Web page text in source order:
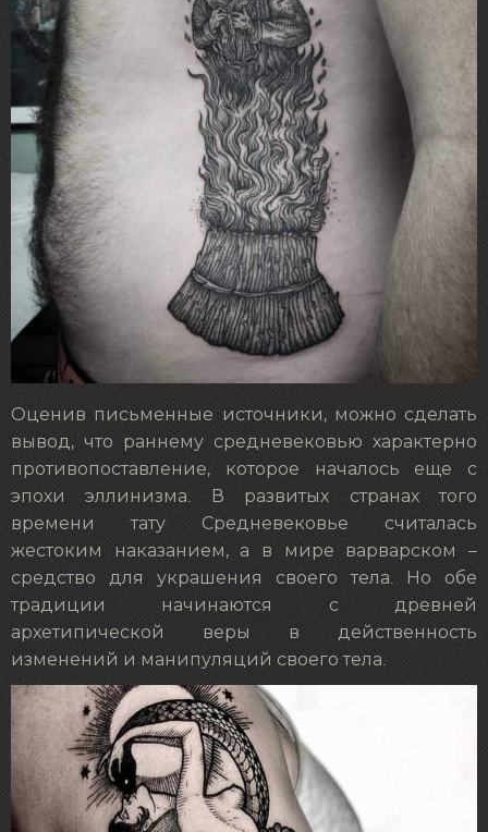
Оценив письменные источники, можно сделать
вывод, что раннему средневековью характерно
противопоставление, которое началось еще с
эпохи эллинизма. В развитых странах того
времени тату Средневековье считалась
жестоким наказанием, а в мире варварском –
средство для украшения своего тела. Но обе
традиции начинаются с древней
архетипической веры в действенность
изменений и манипуляций своего тела.